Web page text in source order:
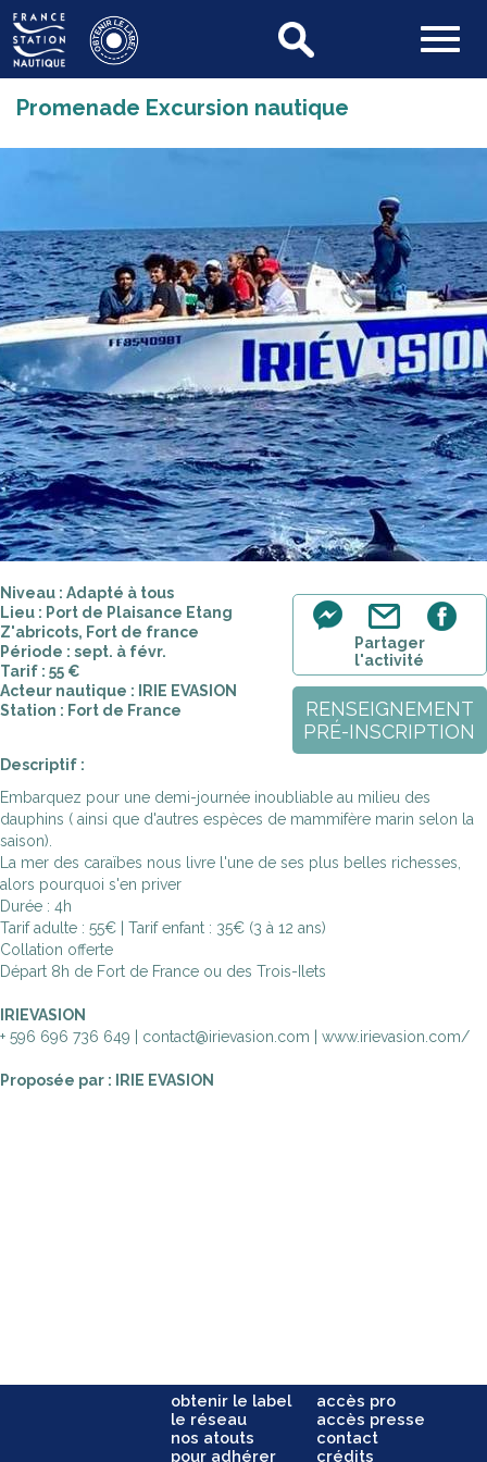
Promenade Excursion nautique
Niveau : Adapté à tous
Lieu : Port de Plaisance Etang
Z'abricots, Fort de france
Période : sept. à févr.
Tarif : 55 €
Acteur nautique : IRIE EVASION
Station : Fort de France
Partager
l'activité
RENSEIGNEMENT
PRÉ-INSCRIPTION
Descriptif :
Embarquez pour une demi-journée inoubliable au milieu des
dauphins ( ainsi que d'autres espèces de mammifère marin selon la
saison).
La mer des caraïbes nous livre l'une de ses plus belles richesses,
alors pourquoi s'en priver
Durée : 4h
Tarif adulte : 55€ | Tarif enfant : 35€ (3 à 12 ans)
Collation offerte
Départ 8h de Fort de France ou des Trois-Ilets
IRIEVASION
+ 596 696 736 649 | contact@irievasion.com | www.irievasion.com/
Proposée par : IRIE EVASION
obtenir le label
le réseau
nos atouts
pour adhérer
accès pro
accès presse
contact
crédits